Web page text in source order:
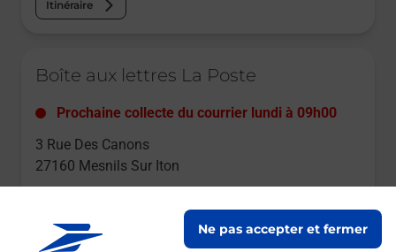
Ne pas accepter et fermer
Itinéraire
Boîte aux lettres La Poste
Prochaine collecte du courrier lundi à 09h00
3 Rue Des Canons
27160 Mesnils Sur Iton